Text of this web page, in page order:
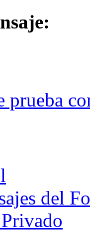
prueba
del